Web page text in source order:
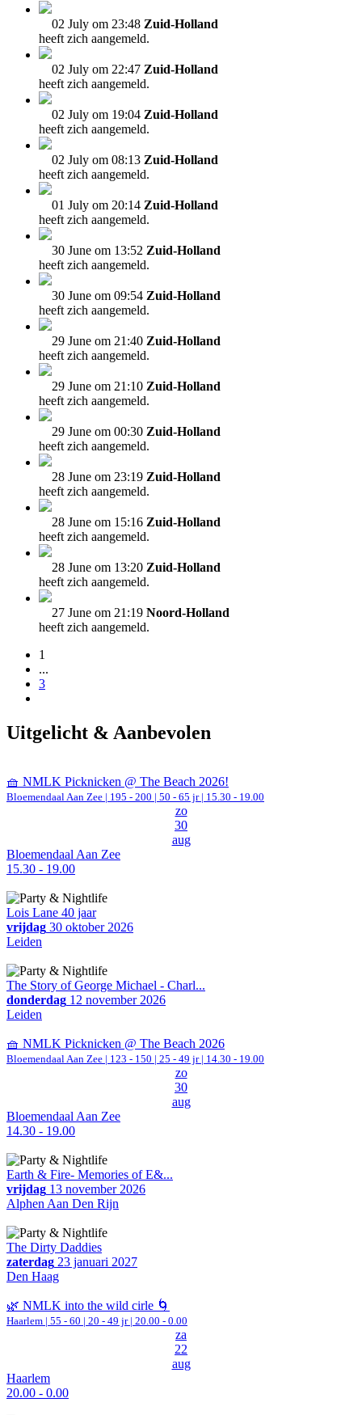
02 July om 23:48 Zuid-Holland
heeft zich aangemeld.
02 July om 22:47 Zuid-Holland
heeft zich aangemeld.
02 July om 19:04 Zuid-Holland
heeft zich aangemeld.
02 July om 08:13 Zuid-Holland
heeft zich aangemeld.
01 July om 20:14 Zuid-Holland
heeft zich aangemeld.
30 June om 13:52 Zuid-Holland
heeft zich aangemeld.
30 June om 09:54 Zuid-Holland
heeft zich aangemeld.
29 June om 21:40 Zuid-Holland
heeft zich aangemeld.
29 June om 21:10 Zuid-Holland
heeft zich aangemeld.
29 June om 00:30 Zuid-Holland
heeft zich aangemeld.
28 June om 23:19 Zuid-Holland
heeft zich aangemeld.
28 June om 15:16 Zuid-Holland
heeft zich aangemeld.
28 June om 13:20 Zuid-Holland
heeft zich aangemeld.
27 June om 21:19 Noord-Holland
heeft zich aangemeld.
1
...
3
Uitgelicht & Aanbevolen
🧺 NMLK Picknicken @ The Beach 2026!
Bloemendaal Aan Zee | 195 - 200 | 50 - 65 jr | 15.30 - 19.00
zo
30
aug
Bloemendaal Aan Zee
15.30 - 19.00
Lois Lane 40 jaar
vrijdag 30 oktober 2026
Leiden
The Story of George Michael - Charl...
donderdag 12 november 2026
Leiden
🧺 NMLK Picknicken @ The Beach 2026
Bloemendaal Aan Zee | 123 - 150 | 25 - 49 jr | 14.30 - 19.00
zo
30
aug
Bloemendaal Aan Zee
14.30 - 19.00
Earth & Fire- Memories of E&...
vrijdag 13 november 2026
Alphen Aan Den Rijn
The Dirty Daddies
zaterdag 23 januari 2027
Den Haag
🌿 NMLK into the wild cirle 🌀
Haarlem | 55 - 60 | 20 - 49 jr | 20.00 - 0.00
za
22
aug
Haarlem
20.00 - 0.00